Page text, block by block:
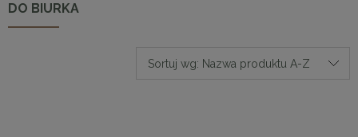
DO BIURKA
Sortuj wg: Nazwa produktu A-Z